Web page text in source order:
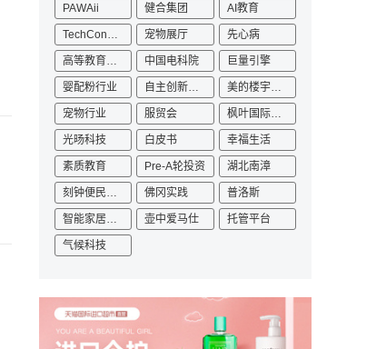
PAWAii 健合集团 AI教育
宠物展厅 先心病
中国电科院 巨量引擎
婴配粉行业 美的楼宇科技
宠物行业 服贸会 枫叶国际学校
光旸科技 白皮书 幸福生活
素质教育 Pre-A轮投资 湖北南漳
佛冈实践 普洛斯
壶中爱马仕 托管平台
气候科技